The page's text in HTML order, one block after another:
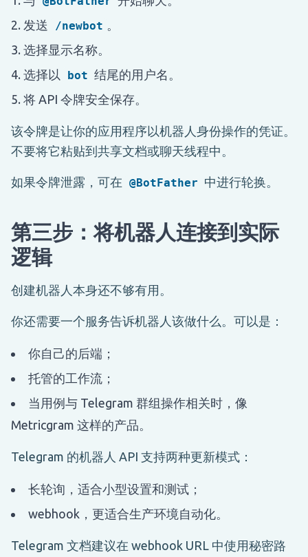
发送
/newbot
选择显示名称。
选择以
bot 结尾的用户名。
将 API 令牌安全保存。
该令牌是让你的应用程序以机器人身份操作的凭证。
不要将它粘贴到共享文档或聊天线程中。
如果令牌泄露，可在 @BotFather 中进行轮换。
第三步：将机器人连接到实际
逻辑
创建机器人本身还不够有用。
你还需要一个服务告诉机器人该做什么。可以是：
你自己的后端；
托管的工作流；
当用例与 Telegram 群组操作相关时，像
Metricgram 这样的产品。
Telegram 的机器人 API 支持两种更新模式：
长轮询，适合小型设置和测试；
webhook，更适合生产环境自动化。
Telegram 文档建议在 webhook URL 中使用秘密路